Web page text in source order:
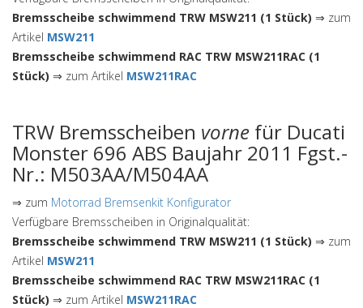
Bremsscheibe schwimmend TRW MSW211 (1 Stück) ⇒ zum
Artikel MSW211
Bremsscheibe schwimmend RAC TRW MSW211RAC (1
Stück) ⇒ zum Artikel MSW211RAC
TRW Bremsscheiben vorne für Ducati
Monster 696 ABS Baujahr 2011 Fgst.-
Nr.: M503AA/M504AA
⇒ zum Motorrad Bremsenkit Konfigurator
Verfügbare Bremsscheiben in Originalqualität:
Bremsscheibe schwimmend TRW MSW211 (1 Stück) ⇒ zum
Artikel MSW211
Bremsscheibe schwimmend RAC TRW MSW211RAC (1
Stück) ⇒ zum Artikel MSW211RAC